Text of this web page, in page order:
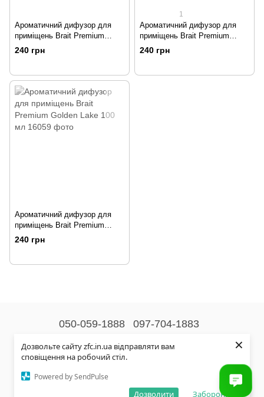
Дозвольте сайту zfc.in.ua відправляти вам
сповіщення на робочий стіл.
Powered by SendPulse
Заборонити
Дозволити
×
Ароматичний дифузор для
приміщень Brait Premium
Golden Secret Love 100 мл
240 грн
1
Ароматичний дифузор для
приміщень Brait Premium
Golden Valley 100 мл
240 грн
Ароматичний дифузор для
приміщень Brait Premium
Golden Lake 100 мл
240 грн
050-059-1888 097-704-1883
Контактна інформація
© 2026